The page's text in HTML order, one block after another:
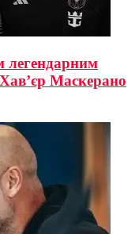
легендарним
Маскерано